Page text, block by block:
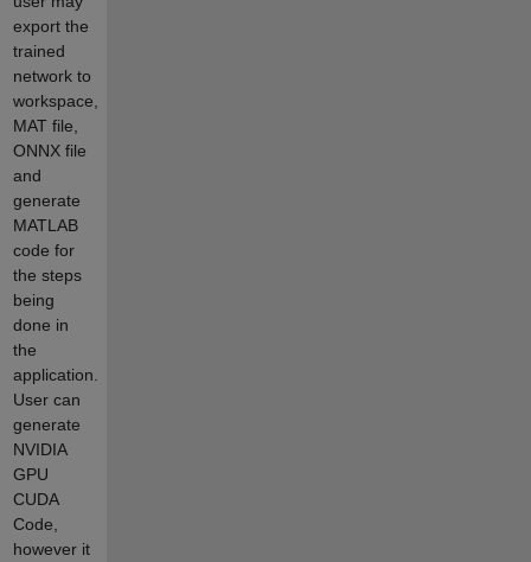
export the
trained
network to
workspace,
MAT file,
ONNX file
and
generate
MATLAB
code for
the steps
being
done in
the
application.
User can
generate
NVIDIA
GPU
CUDA
Code,
however it